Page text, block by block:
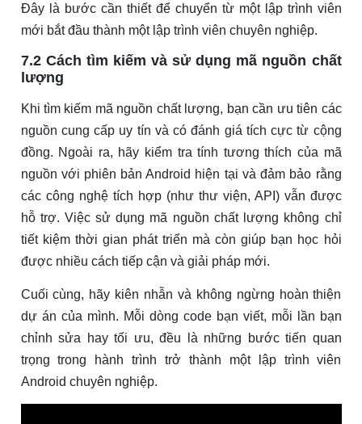
Đây là bước cần thiết để chuyển từ một lập trình viên
mới bắt đầu thành một lập trình viên chuyên nghiệp.
7.2 Cách tìm kiếm và sử dụng mã nguồn chất
lượng
Khi tìm kiếm mã nguồn chất lượng, bạn cần ưu tiên các
nguồn cung cấp uy tín và có đánh giá tích cực từ cộng
đồng. Ngoài ra, hãy kiểm tra tính tương thích của mã
nguồn với phiên bản Android hiện tại và đảm bảo rằng
các công nghệ tích hợp (như thư viện, API) vẫn được
hỗ trợ. Việc sử dụng mã nguồn chất lượng không chỉ
tiết kiệm thời gian phát triển mà còn giúp bạn học hỏi
được nhiều cách tiếp cận và giải pháp mới.
Cuối cùng, hãy kiên nhẫn và không ngừng hoàn thiện
dự án của mình. Mỗi dòng code bạn viết, mỗi lần bạn
chỉnh sửa hay tối ưu, đều là những bước tiến quan
trọng trong hành trình trở thành một lập trình viên
Android chuyên nghiệp.